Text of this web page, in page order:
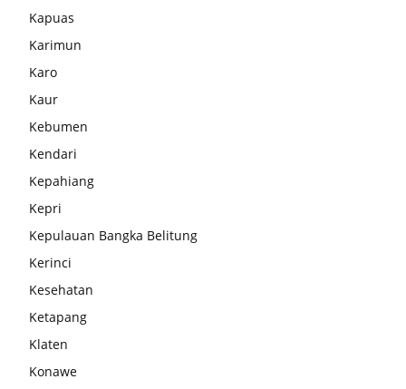
Kapuas
Karimun
Karo
Kaur
Kebumen
Kendari
Kepahiang
Kepri
Kepulauan Bangka Belitung
Kerinci
Kesehatan
Ketapang
Klaten
Konawe